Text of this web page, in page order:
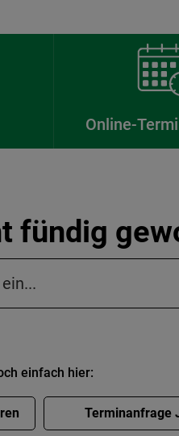
Online-
fündig
einfach hier:
Terminanfrage